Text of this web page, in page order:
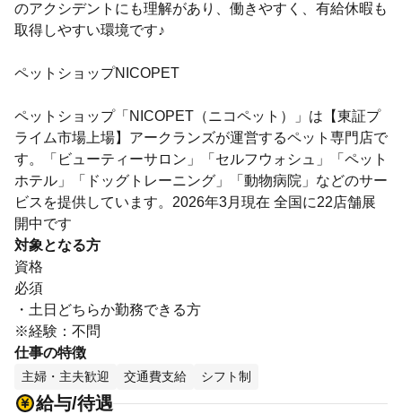
のアクシデントにも理解があり、働きやすく、有給休暇も
取得しやすい環境です♪
ペットショップNICOPET
ペットショップ「NICOPET（ニコペット）」は【東証プ
ライム市場上場】アークランズが運営するペット専門店で
す。「ビューティーサロン」「セルフウォシュ」「ペット
ホテル」「ドッグトレーニング」「動物病院」などのサー
ビスを提供しています。2026年3月現在 全国に22店舗展
開中です
対象となる方
資格
必須
・土日どちらか勤務できる方
※経験：不問
仕事の特徴
主婦・主夫歓迎 交通費支給 シフト制
給与/待遇